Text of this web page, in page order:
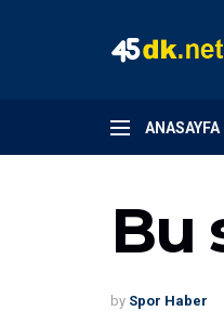
ANASAYFA
Bu
by Spor Haber